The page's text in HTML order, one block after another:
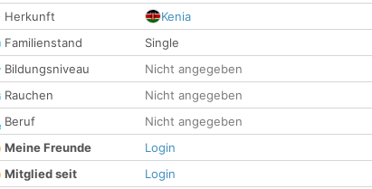
Herkunft
Kenia
Familienstand
Single
Bildungsniveau
Nicht angegeben
Rauchen
Nicht angegeben
Beruf
Nicht angegeben
Meine Freunde
Login
Mitglied seit
Login